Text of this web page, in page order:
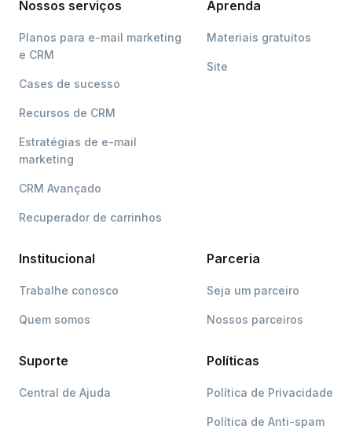
Nossos serviços
Planos para e-mail marketing
e CRM
Cases de sucesso
Recursos de CRM
Estratégias de e-mail
marketing
CRM Avançado
Recuperador de carrinhos
Aprenda
Materiais gratuitos
Site
Institucional
Trabalhe conosco
Quem somos
Parceria
Seja um parceiro
Nossos parceiros
Suporte
Central de Ajuda
Políticas
Política de Privacidade
Política de Anti-spam